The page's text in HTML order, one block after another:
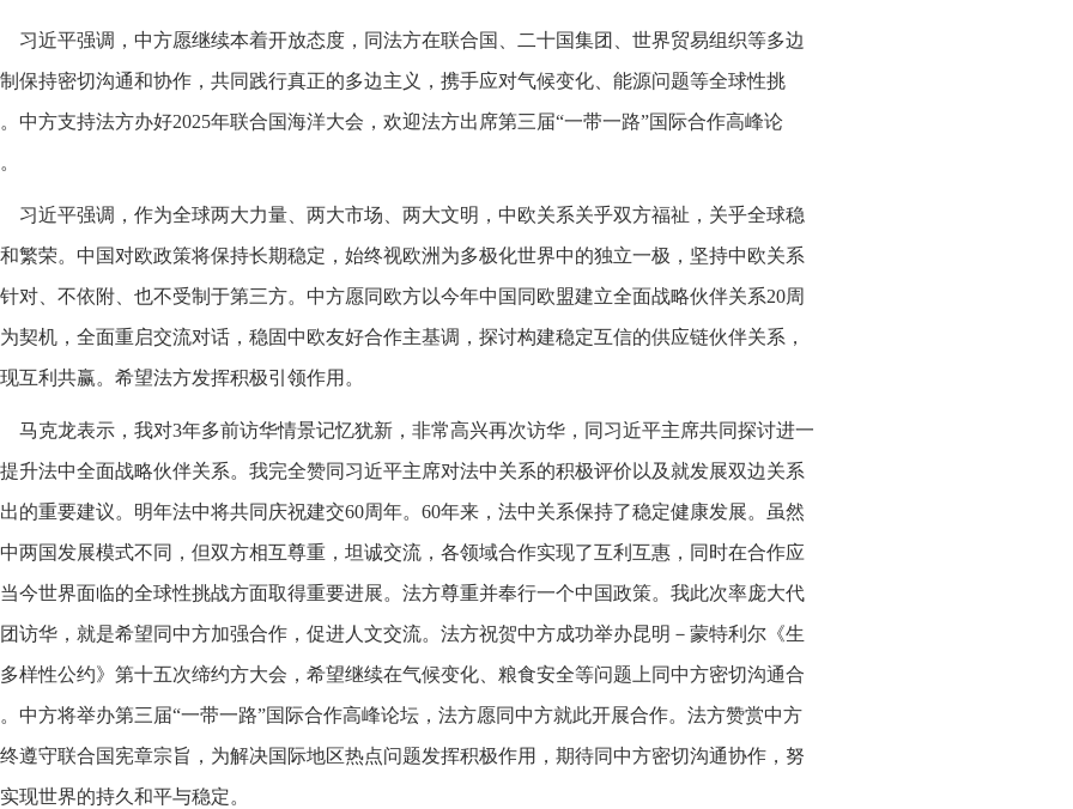
习近平强调，中方愿继续本着开放态度，同法方在联合国、二十国集团、世界贸易组织等多边
保持密切沟通和协作，共同践行真正的多边主义，携手应对气候变化、能源问题等全球性挑
中方支持法方办好2025年联合国海洋大会，欢迎法方出席第三届“一带一路”国际合作高峰论
习近平强调，作为全球两大力量、两大市场、两大文明，中欧关系关乎双方福祉，关乎全球稳
繁荣。中国对欧政策将保持长期稳定，始终视欧洲为多极化世界中的独立一极，坚持中欧关系
对、不依附、也不受制于第三方。中方愿同欧方以今年中国同欧盟建立全面战略伙伴关系20周
契机，全面重启交流对话，稳固中欧友好合作主基调，探讨构建稳定互信的供应链伙伴关系，
互利共赢。希望法方发挥积极引领作用。
马克龙表示，我对3年多前访华情景记忆犹新，非常高兴再次访华，同习近平主席共同探讨进一
升法中全面战略伙伴关系。我完全赞同习近平主席对法中关系的积极评价以及就发展双边关系
的重要建议。明年法中将共同庆祝建交60周年。60年来，法中关系保持了稳定健康发展。虽然
两国发展模式不同，但双方相互尊重，坦诚交流，各领域合作实现了互利互惠，同时在合作应
今世界面临的全球性挑战方面取得重要进展。法方尊重并奉行一个中国政策。我此次率庞大代
访华，就是希望同中方加强合作，促进人文交流。法方祝贺中方成功举办昆明－蒙特利尔《生
样性公约》第十五次缔约方大会，希望继续在气候变化、粮食安全等问题上同中方密切沟通合
中方将举办第三届“一带一路”国际合作高峰论坛，法方愿同中方就此开展合作。法方赞赏中方
遵守联合国宪章宗旨，为解决国际地区热点问题发挥积极作用，期待同中方密切沟通协作，努
现世界的持久和平与稳定。